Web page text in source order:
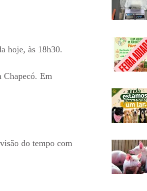
hoje, às 18h30.
Chapecó. Em
do tempo com